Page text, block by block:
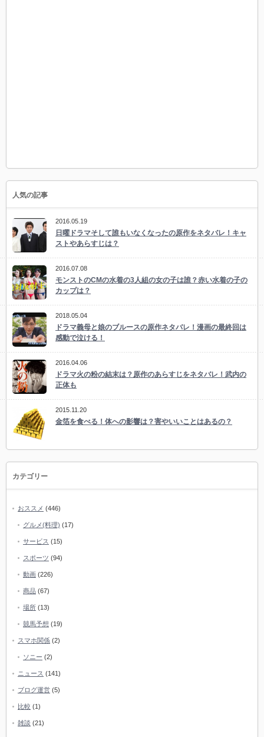
人気の記事
2016.05.19
日曜ドラマそして誰もいなくなったの原作をネタバレ！キャ
ストやあらすじは？
2016.07.08
モンストのCMの水着の3人組の女の子は誰？赤い水着の子の
カップは？
2018.05.04
ドラマ義母と娘のブルースの原作ネタバレ！漫画の最終回は
感動で泣ける！
2016.04.06
ドラマ火の粉の結末は？原作のあらすじをネタバレ！武内の
正体も
2015.11.20
金箔を食べる！体への影響は？害やいいことはあるの？
カテゴリー
おススメ (446)
グルメ(料理) (17)
サービス (15)
スポーツ (94)
動画 (226)
商品 (67)
場所 (13)
競馬予想 (19)
スマホ関係 (2)
ソニー (2)
ニュース (141)
ブログ運営 (5)
比較 (1)
雑談 (21)